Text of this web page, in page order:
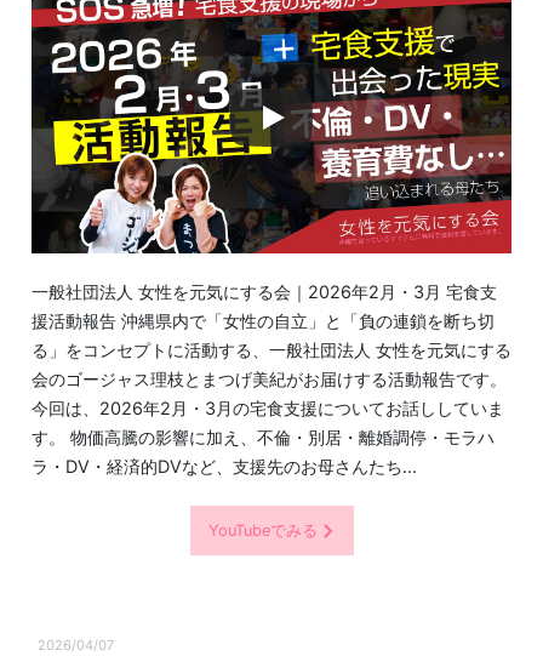
一般社団法人 女性を元気にする会｜2026年2月・3月 宅食支
援活動報告 沖縄県内で「女性の自立」と「負の連鎖を断ち切
る」をコンセプトに活動する、一般社団法人 女性を元気にする
会のゴージャス理枝とまつげ美紀がお届けする活動報告です。
今回は、2026年2月・3月の宅食支援についてお話ししていま
す。 物価高騰の影響に加え、不倫・別居・離婚調停・モラハ
ラ・DV・経済的DVなど、支援先のお母さんたち...
YouTubeでみる
2026/04/07